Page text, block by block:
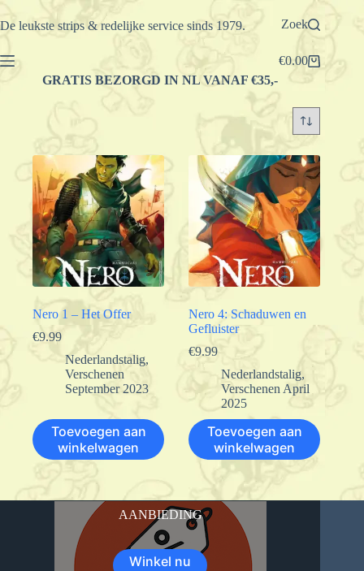
Ga
naar
De leukste strips & redelijke service sinds 1979. Zoek
Winkelwagen
€0.00
GRATIS BEZORGD IN NL VANAF €35,-
Nero 1 – Het Offer
€9.99
Nederlandstalig,
Verschenen
September 2023
Toevoegen aan
winkelwagen
Nero 4: Schaduwen en
Gefluister
€9.99
Nederlandstalig,
Verschenen April
2025
Toevoegen aan
winkelwagen
AANBIEDING
Winkel nu